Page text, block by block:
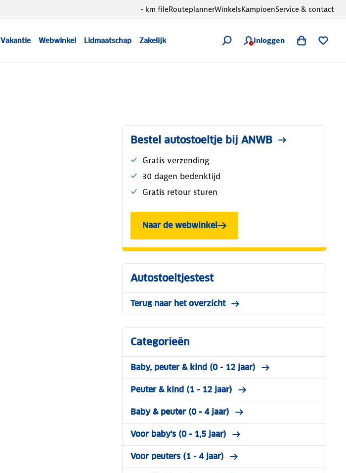
Vakantie Webwinkel Lidmaatschap Zakelijk Inloggen
- km fileRouteplannerWinkelsKampioenService & contact
Bestel autostoeltje bij ANWB
Gratis verzending
30 dagen bedenktijd
Gratis retour sturen
Naar de webwinkel
Autostoeltjestest
Terug naar het overzicht
Categorieën
Baby, peuter & kind (0 - 12 jaar)
Peuter & kind (1 - 12 jaar)
Baby & peuter (0 - 4 jaar)
Voor baby's (0 - 1,5 jaar)
Voor peuters (1 - 4 jaar)